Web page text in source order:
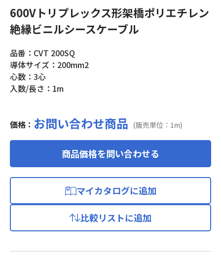
600Vトリプレックス形架橋ポリエチレン
絶縁ビニルシースケーブル
品番：CVT 200SQ
導体サイズ：200mm2
心数：3心
入数/長さ：1m
価格： お問い合わせ商品 (販売単位：1m)
商品価格を問い合わせる
マイカタログに追加
比較リストに追加